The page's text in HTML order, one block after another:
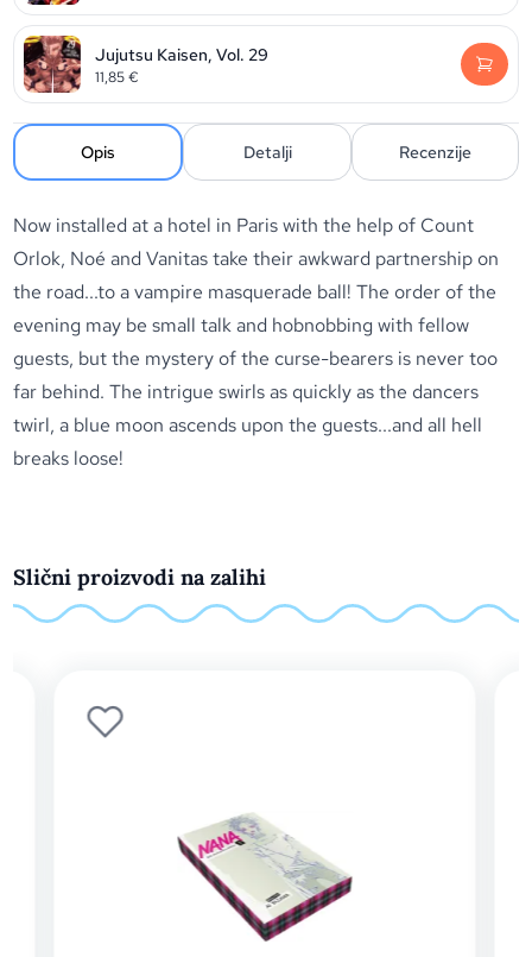
Jujutsu Kaisen, Vol. 29
11,85€
Opis Detalji Recenzije
Now installed at a hotel in Paris with the help of Count
Orlok, Noé and Vanitas take their awkward partnership on
the road...to a vampire masquerade ball! The order of the
evening may be small talk and hobnobbing with fellow
guests, but the mystery of the curse-bearers is never too
far behind. The intrigue swirls as quickly as the dancers
twirl, a blue moon ascends upon the guests...and all hell
breaks loose!
Slični proizvodi na zalihi